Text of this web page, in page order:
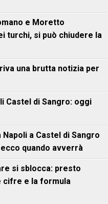
e Moretto
turchi, si può chiudere la
una brutta notizia per
Castel di Sangro: oggi
a Castel di Sangro
quando avverrà
si sblocca: presto
cifre e la formula